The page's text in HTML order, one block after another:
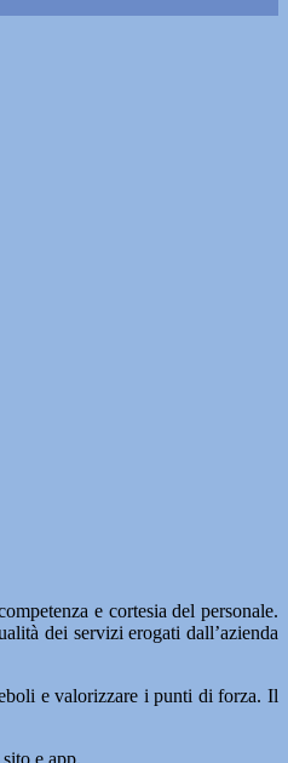
e cortesia del personale.
dei servizi erogati dall’azienda
e valorizzare i punti di forza. Il
e app.